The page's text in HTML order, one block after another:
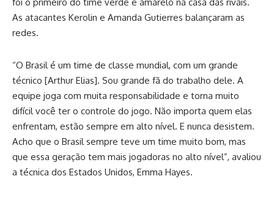
As atacantes Kerolin e Amanda Gutierres balançaram as
redes.
“O Brasil é um time de classe mundial, com um grande
técnico [Arthur Elias]. Sou grande fã do trabalho dele. A
equipe joga com muita responsabilidade e torna muito
difícil você ter o controle do jogo. Não importa quem elas
enfrentam, estão sempre em alto nível. E nunca desistem.
Acho que o Brasil sempre teve um time muito bom, mas
que essa geração tem mais jogadoras no alto nível”, avaliou
a técnica dos Estados Unidos, Emma Hayes.